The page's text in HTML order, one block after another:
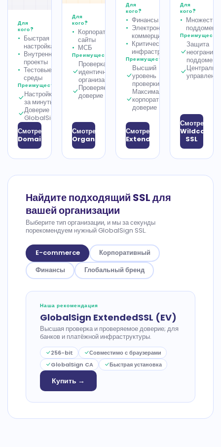
Для
кого?
Быстрая
настройка
Внутренние
проекты
Тестовые
среды
Преимущества
Настройка
за минуты
Доверие
GlobalSign
Смотреть
DomainSSL
Для
кого?
Корпоративные
сайты
МСБ
Преимущества
Проверка
идентичности
организации
Проверяемое
доверие
Смотреть
OrganizationSSL
Для
кого?
Финансы
Электронная
коммерция
Критическая
инфраструктура
Преимущества
Высший
уровень
проверки
Максимальное
корпоративное
доверие
Смотреть
ExtendedSSL
Для
кого?
Множество
Защита
управление
Смотреть
Wildcard
SSL
Найдите подходящий SSL для
вашей организации
Выберите тип организации, и мы за секунды
порекомендуем нужный GlobalSign SSL.
E-commerce
Корпоративный
Финансы
Глобальный бренд
Наша рекомендация
GlobalSign ExtendedSSL (EV)
Высшая проверка и проверяемое доверие; для
банков и платёжной инфраструктуры.
256-bit
Совместимо с браузерами
GlobalSign CA
Быстрая установка
Купить →